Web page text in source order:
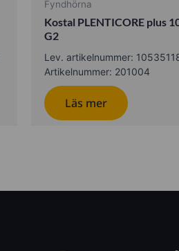
Fyndhörna
Kostal PLENTICORE plus
G2
Lev. artikelnummer:
Artikelnummer: 201004
Läs mer